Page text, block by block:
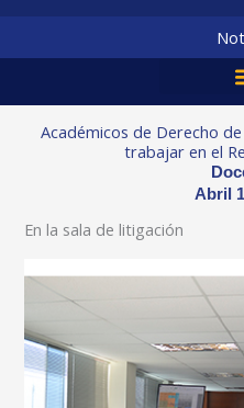
Académicos de Derecho
trabajar en el
Abril
En la sala de litigación